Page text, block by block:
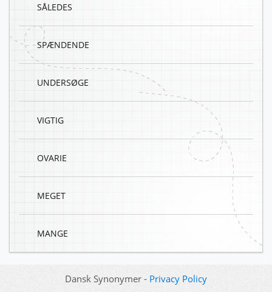
SÅLEDES
SPÆNDENDE
UNDERSØGE
VIGTIG
OVARIE
MEGET
MANGE
Dansk Synonymer - Privacy Policy